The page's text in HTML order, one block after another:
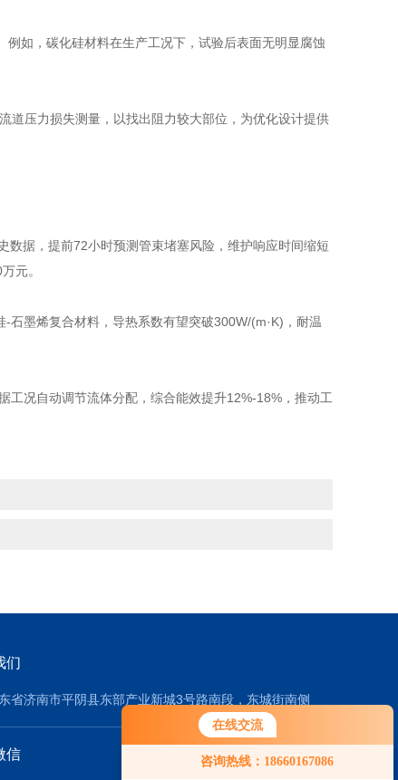
在线交流
咨询热线：18660167086
如，碳化硅材料在生产工况下，试验后表面无明显腐蚀
道压力损失测量，以找出阻力较大部位，为优化设计提供
据，提前72小时预测管束堵塞风险，维护响应时间缩短
元。
墨烯复合材料，导热系数有望突破300W/(m·K)，耐温
工况自动调节流体分配，综合能效提升12%-18%，推动工
们
省济南市平阴县东部产业新城3号路南段，东城街南侧
信